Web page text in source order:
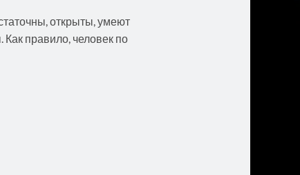
открыты, умеют
правило, человек по